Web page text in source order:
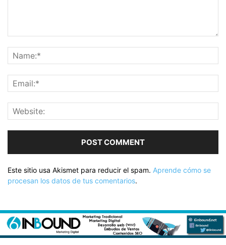
Este sitio usa Akismet para reducir el spam. Aprende cómo se
procesan los datos de tus comentarios.